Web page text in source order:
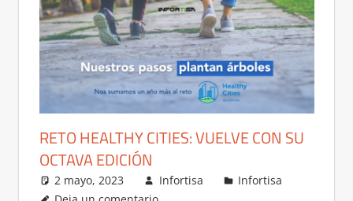
RETO HEALTHY CITIES: VUELVE CON SU
OCTAVA EDICIÓN
2 mayo, 2023 Infortisa
Infortisa